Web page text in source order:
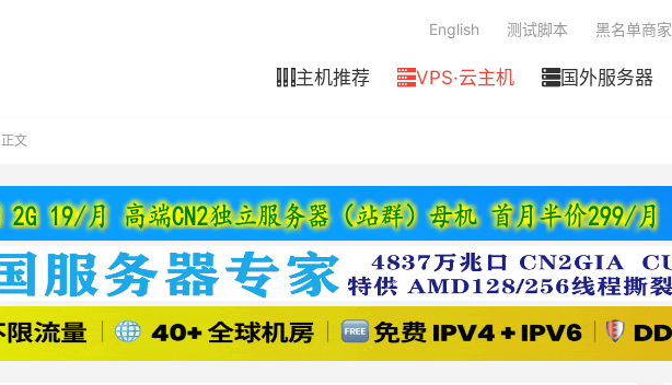
主机推荐 VPS·云主机 国外服务器
English 测试脚本 黑名单商家
正文